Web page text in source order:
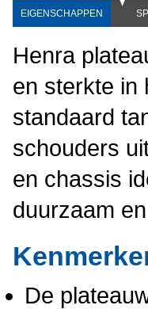
EIGENSCHAPPEN
Henra
en sterkte in
standaard
schouders
en chassis
duurzaam
De